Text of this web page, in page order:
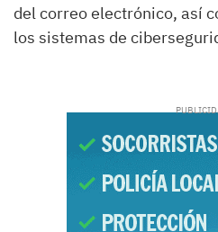
del correo electrónico, así
los sistemas de